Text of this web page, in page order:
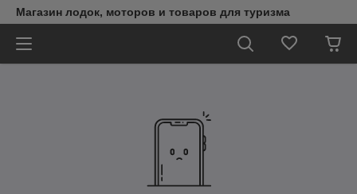
Магазин лодок, моторов и товаров для туризма